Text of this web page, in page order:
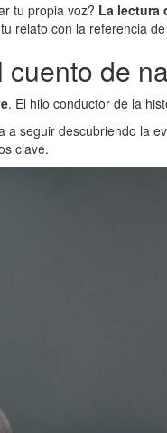
tu propia voz? La lectura
relato con la referencia
de
. El hilo conductor de la
a seguir descubriendo la
clave.